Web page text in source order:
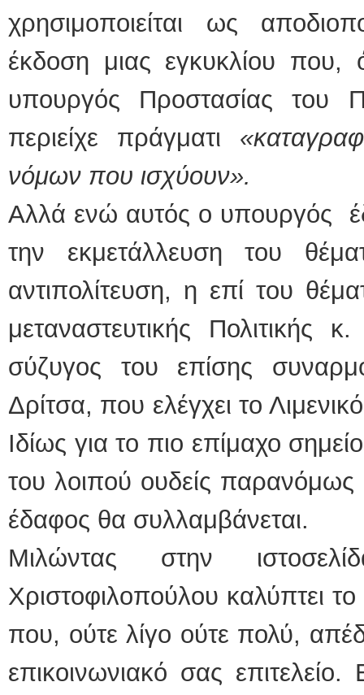
χρησιμοποιείται ως
έκδοση μιας εγκυκλίου
υπουργός Προστασίας του
περιείχε πράγματι
νόμων που ισχύουν».
Αλλά ενώ αυτός ο υπουργός
την εκμετάλλευση του
αντιπολίτευση, η επί του
μεταναστευτικής Πολιτικής
σύζυγος του επίσης
Δρίτσα, που ελέγχει το
Ιδίως για το πιο επίμαχο
του λοιπού ουδείς παρανόμως
έδαφος θα συλλαμβάνεται.
Μιλώντας στην
Χριστοφιλοπούλου καλύπτει
που, ούτε λίγο ούτε πολύ,
επικοινωνιακό σας